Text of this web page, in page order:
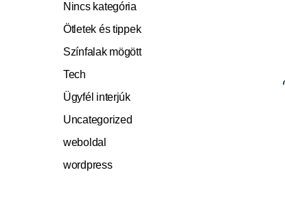
Nincs kategória
Ötletek és tippek
Színfalak mögött
Tech
Ügyfél interjúk
Uncategorized
weboldal
wordpress